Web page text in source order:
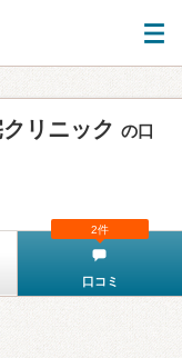
リニック の口
口コミ
2件